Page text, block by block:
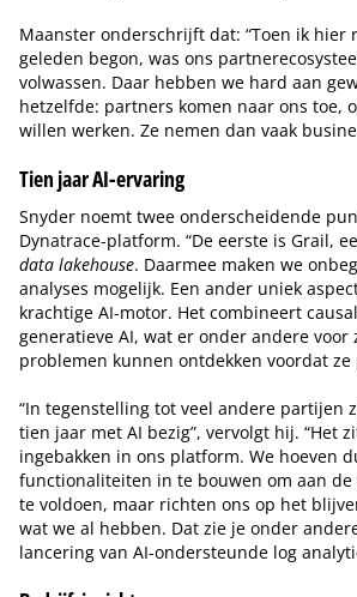
Maanster onderschrijft dat: “Toen ik hier
geleden begon, was ons
volwassen. Daar hebben we hard aan
hetzelfde: partners komen naar ons toe,
willen werken. Ze nemen dan vaak
Tien jaar AI-ervaring
Snyder noemt twee onderscheidende
Dynatrace-platform. “De eerste is Grail,
data lakehouse. Daarmee maken we
analyses mogelijk. Een ander uniek
krachtige AI-motor. Het combineert
generatieve AI, wat er onder andere voor
problemen kunnen ontdekken voordat ze
“In tegenstelling tot veel andere partijen
tien jaar met AI bezig”, vervolgt hij. “Het
ingebakken in ons platform. We hoeven
functionaliteiten in te bouwen om aan de
te voldoen, maar richten ons op het
wat we al hebben. Dat zie je onder
lancering van AI-ondersteunde log